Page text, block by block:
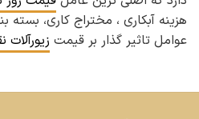
هزینه آبکاری ، مختراج کاری، بسته
عوامل تاثیر گذار بر قیمت زیورآلات